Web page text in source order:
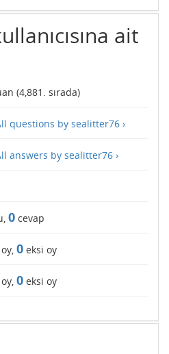
ait
(4,881 . sırada)
questions by sealitter76 ›
answers by sealitter76 ›
0 cevap
0 eksi oy
0 eksi oy